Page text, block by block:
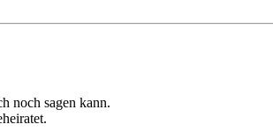
noch sagen kann.